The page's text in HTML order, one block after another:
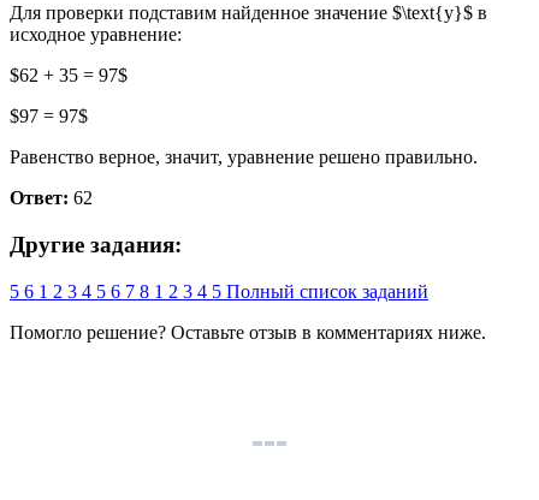
Для проверки подставим найденное значение $\text{y}$ в
исходное уравнение:
$62 + 35 = 97$
$97 = 97$
Равенство верное, значит, уравнение решено правильно.
Ответ: 62
Другие задания:
5 6 1 2 3 4 5 6 7 8 1 2 3 4 5 Полный список заданий
Помогло решение? Оставьте отзыв в комментариях ниже.